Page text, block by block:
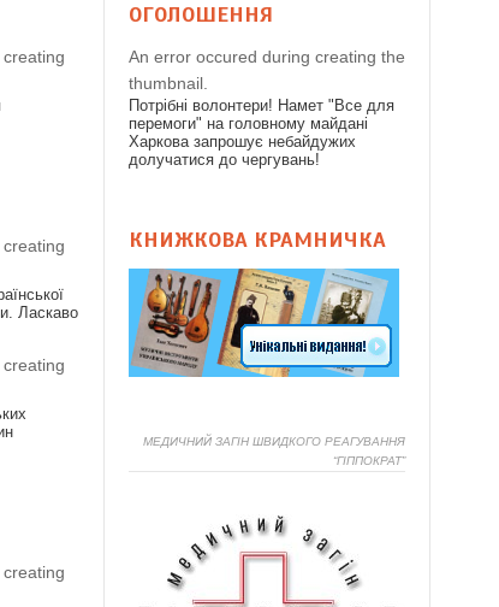
Ласкаво
ОГОЛОШЕННЯ
An error occured during creating the
thumbnail.
Потрібні волонтери! Намет "Все для
перемоги" на головному майдані
Харкова запрошує небайдужих
долучатися до чергувань!
КНИЖКОВА КРАМНИЧКА
МЕДИЧНИЙ ЗАГІН ШВИДКОГО РЕАГУВАННЯ
“ГІППОКРАТ”